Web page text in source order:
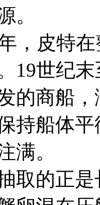
。
皮特在
19世纪
的商船
持船体
满。
的正是